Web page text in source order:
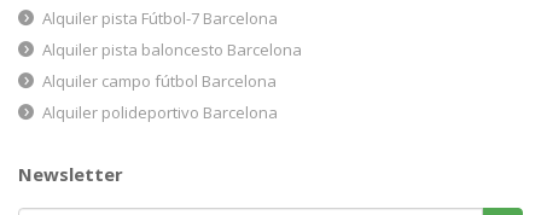
Alquiler pista Fútbol-7 Barcelona
Alquiler pista baloncesto Barcelona
Alquiler campo fútbol Barcelona
Alquiler polideportivo Barcelona
Newsletter